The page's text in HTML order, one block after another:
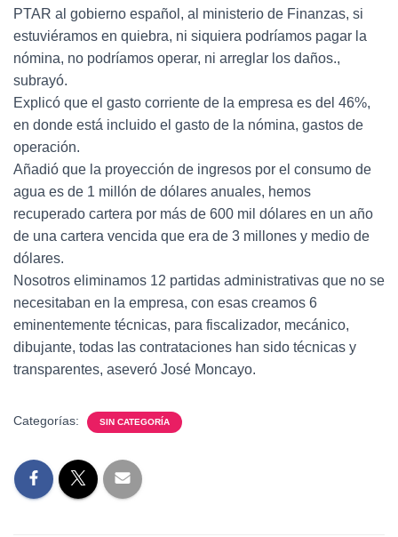
PTAR al gobierno español, al ministerio de Finanzas, si
estuviéramos en quiebra, ni siquiera podríamos pagar la
nómina, no podríamos operar, ni arreglar los daños.,
subrayó.
Explicó que el gasto corriente de la empresa es del 46%,
en donde está incluido el gasto de la nómina, gastos de
operación.
Añadió que la proyección de ingresos por el consumo de
agua es de 1 millón de dólares anuales, hemos
recuperado cartera por más de 600 mil dólares en un año
de una cartera vencida que era de 3 millones y medio de
dólares.
Nosotros eliminamos 12 partidas administrativas que no se
necesitaban en la empresa, con esas creamos 6
eminentemente técnicas, para fiscalizador, mecánico,
dibujante, todas las contrataciones han sido técnicas y
transparentes, aseveró José Moncayo.
Categorías: SIN CATEGORÍA